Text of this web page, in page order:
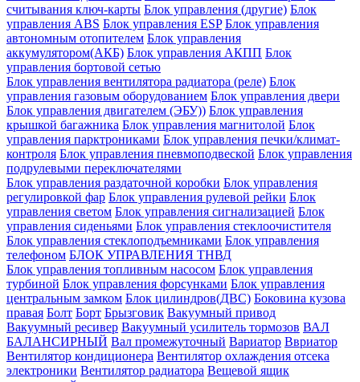
считывания ключ-карты Блок управления (другие) Блок
управления ABS Блок управления ESP Блок управления
автономным отопителем Блок управления
аккумулятором(АКБ) Блок управления АКПП Блок
управления бортовой сетью
Блок управления вентилятора радиатора (реле) Блок
управления газовым оборудованием Блок управления двери
Блок управления двигателем (ЭБУ)) Блок управления
крышкой багажника Блок управления магнитолой Блок
управления парктрониками Блок управления печки/климат-
контроля Блок управления пневмоподвеской Блок управления
подрулевыми переключателями
Блок управления раздаточной коробки Блок управления
регулировкой фар Блок управления рулевой рейки Блок
управления светом Блок управления сигнализацией Блок
управления сиденьями Блок управления стеклоочистителя
Блок управления стеклоподъемниками Блок управления
телефоном БЛОК УПРАВЛЕНИЯ ТНВД
Блок управления топливным насосом Блок управления
турбиной Блок управления форсунками Блок управления
центральным замком Блок цилиндров(ДВС) Боковина кузова
правая Болт Борт Брызговик Вакуумный привод
Вакуумный ресивер Вакуумный усилитель тормозов ВАЛ
БАЛАНСИРНЫЙ Вал промежуточный Вариатор Ввриатор
Вентилятор кондиционера Вентилятор охлаждения отсека
электроники Вентилятор радиатора Вещевой ящик